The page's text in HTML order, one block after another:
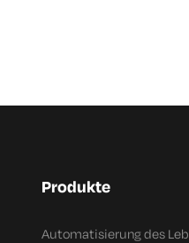
Produkte
Automatisierung des